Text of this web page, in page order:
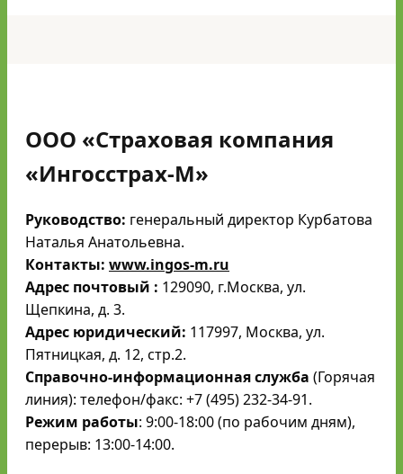
ООО «Страховая компания
«Ингосстрах-М»
Руководство: генеральный директор Курбатова
Наталья Анатольевна.
Контакты: www.ingos-m.ru
Адрес почтовый : 129090, г.Москва, ул.
Щепкина, д. 3.
Адрес юридический: 117997, Москва, ул.
Пятницкая, д. 12, стр.2.
Справочно-информационная служба (Горячая
линия): телефон/факс: +7 (495) 232-34-91.
Режим работы: 9:00-18:00 (по рабочим дням),
перерыв: 13:00-14:00.